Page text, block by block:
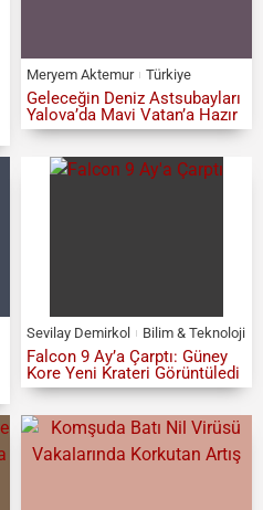
Meryem Aktemur Türkiye
Geleceğin Deniz Astsubayları
Yalova’da Mavi Vatan’a Hazır
Sevilay Demirkol Bilim & Teknoloji
Falcon 9 Ay’a Çarptı: Güney
Kore Yeni Krateri Görüntüledi